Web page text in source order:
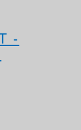
-